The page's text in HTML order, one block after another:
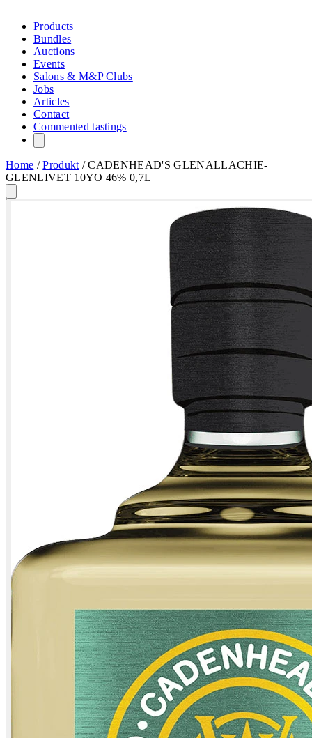
Products
Bundles
Auctions
Events
Salons & M&P Clubs
Jobs
Articles
Contact
Commented tastings
Home /Produkt /CADENHEAD'S GLENALLACHIE-
GLENLIVET 10YO 46% 0,7L